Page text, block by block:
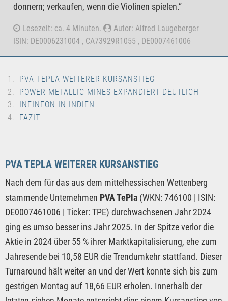
donnern; verkaufen, wenn die Violinen spielen.“
Lesezeit: ca. 4 Minuten.
Autor: Alfred Laugeberger
ISIN: DE0006231004 , CA73929R1055 , DE0007461006
PVA TEPLA WEITERER KURSANSTIEG
POWER METALLIC MINES EXPANDIERT DEUTLICH
INFINEON IN INDIEN
FAZIT
PVA TEPLA WEITERER KURSANSTIEG
Nach dem für das aus dem mittelhessischen Wettenberg
stammende Unternehmen PVA TePla (WKN: 746100 | ISIN:
DE0007461006 | Ticker: TPE) durchwachsenen Jahr 2024
ging es umso besser ins Jahr 2025. In der Spitze verlor die
Aktie in 2024 über 55 % ihrer Marktkapitalisierung, ehe zum
Jahresende bei 10,58 EUR die Trendumkehr stattfand. Dieser
Turnaround hält weiter an und der Wert konnte sich bis zum
gestrigen Montag auf 18,66 EUR erholen. Innerhalb der